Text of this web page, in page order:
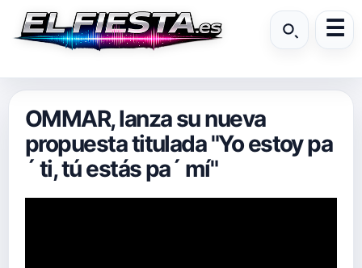
OMMAR, lanza su nueva
propuesta titulada "Yo estoy pa
´ ti, tú estás pa´ mí"